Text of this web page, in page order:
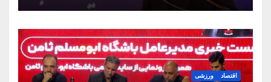
اقتصاد ورزشی